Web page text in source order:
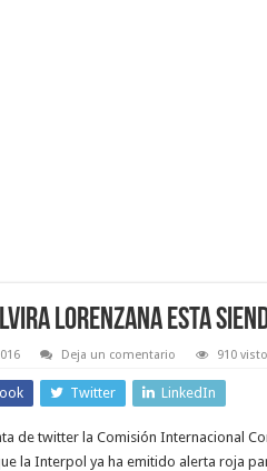
Lorenzana esta
Deja un comentario 910 visto
Twitter LinkedIn
de twitter la Comisión Internacional
la Interpol ya ha emitido alerta roja